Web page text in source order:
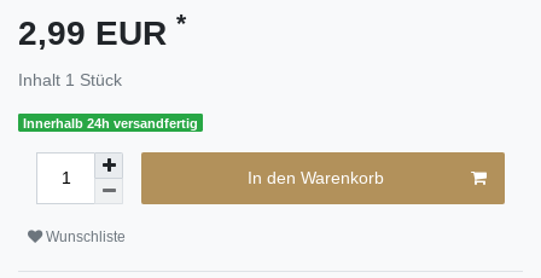
2,99 EUR *
Inhalt 1 Stück
Innerhalb 24h versandfertig
In den Warenkorb
Wunschliste